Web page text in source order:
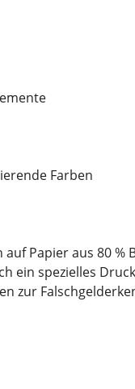
Farben
Papier aus 80
ein spezielles
zur